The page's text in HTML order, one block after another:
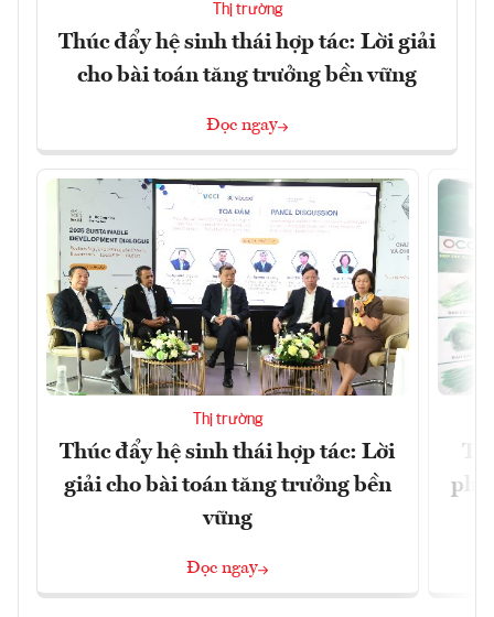
Thị trường
Thúc đẩy hệ sinh thái hợp tác: Lời giải
cho bài toán tăng trưởng bền vững
Đọc ngay
Thị trường
Thúc đẩy hệ sinh thái hợp tác: Lời
giải cho bài toán tăng trưởng bền
vững
Đọc ngay